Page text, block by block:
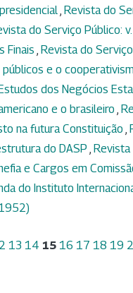
, Revista do
do Serviço Público:
Finais , Revista do
e o
dos Negócios
e o brasileiro ,
na futura Constituição ,
do DASP , Revista
e Cargos em
do Instituto
13 14 15 16 17 18 19